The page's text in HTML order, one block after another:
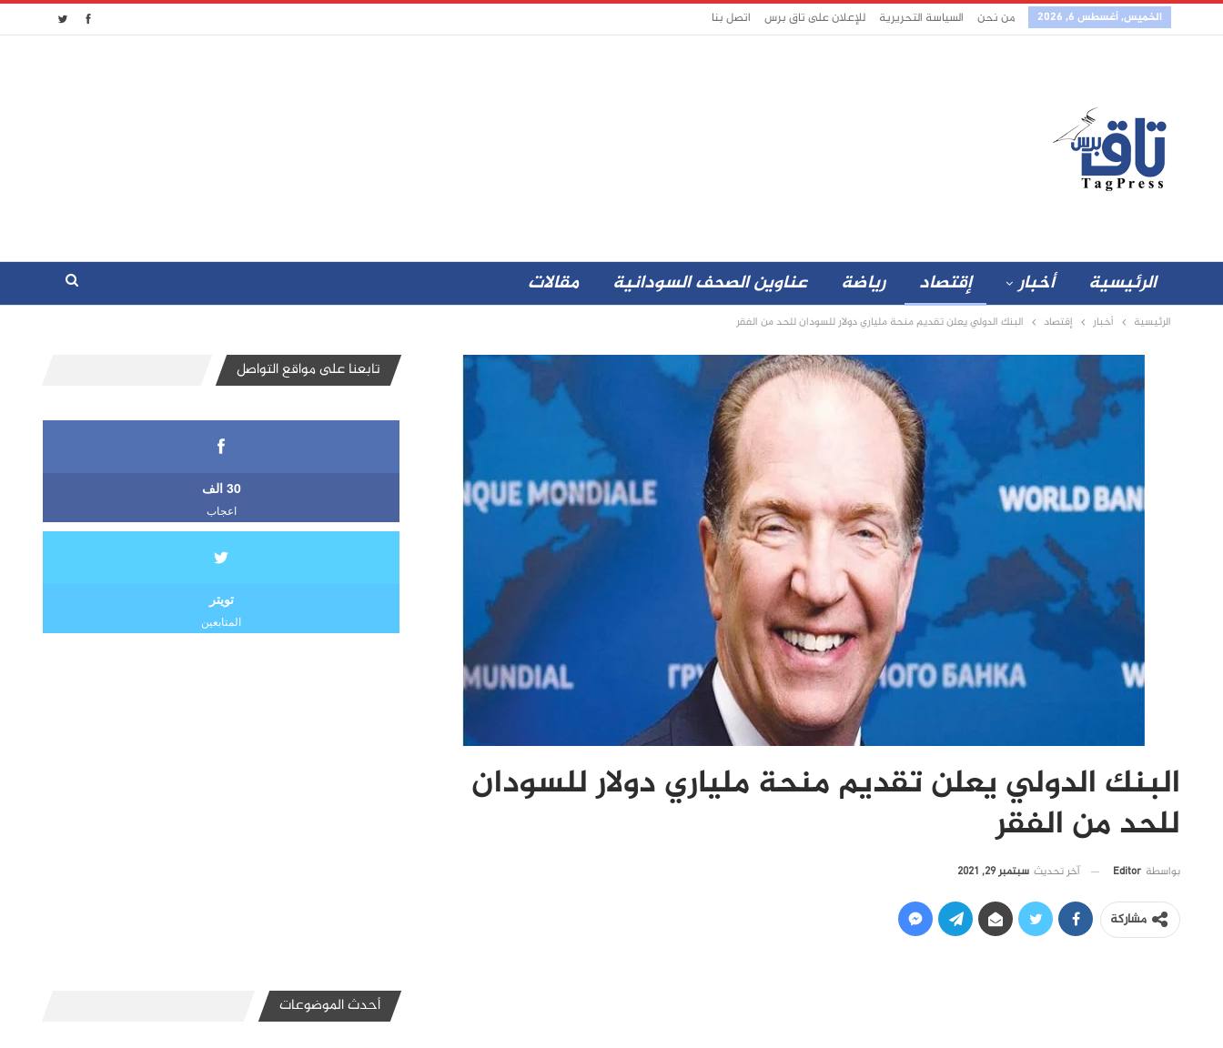
الخميس, أغسطس 6, 2026 من نحن السياسة التحريرية للإعلان على تاق برس اتصل بنا
الرئيسية أخبار إقتصاد رياضة عناوين الصحف السودانية مقالات
الرئيسية أخبار إقتصاد البنك الدولي يعلن تقديم منحة ملياري دولار للسودان للحد من الفقر
البنك الدولي يعلن تقديم منحة ملياري دولار للسودان
للحد من الفقر
بواسطة Editor آخر تحديث سبتمبر 29, 2021
مشاركة
تابعنا على مواقع التواصل
30 الف
اعجاب
تويتر
المتابعين
أحدث الموضوعات